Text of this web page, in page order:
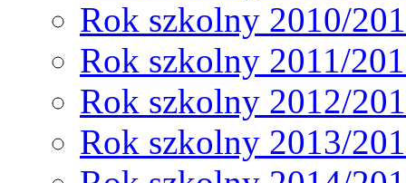
Rok szkolny 2010/
Rok szkolny 2011/
Rok szkolny 2012/
Rok szkolny 2013/